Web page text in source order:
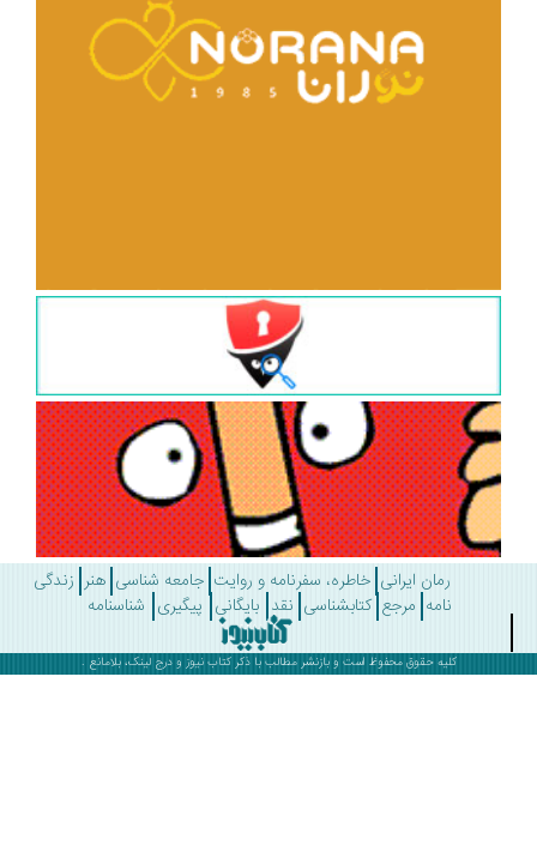
رمان ایرانی خاطره، سفرنامه و روایت جامعه شناسی هنر زندگی
مرجع کتابشناسی نقد بایگانی پیگیری شناسنامه
کلیه حقوق محفوظ است و بازنشر مطالب با ذکرکتاب نیوزو درج لینک، بلامانع .